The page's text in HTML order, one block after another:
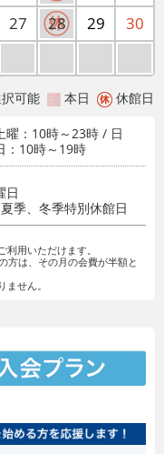
27 28 29
30
可能 本日 休館日
曜：10時～23時 / 日
：10時～19時
日
季、冬季特別休館日
用いただけます。
方は、その月の会費が半額と
せん。